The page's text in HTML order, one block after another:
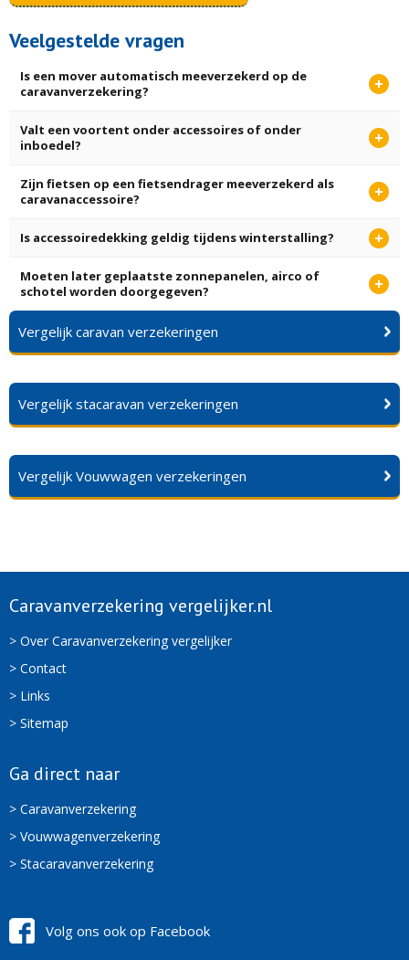
Veelgestelde vragen
Is een mover automatisch meeverzekerd op de
caravanverzekering?
Valt een voortent onder accessoires of onder
inboedel?
Zijn fietsen op een fietsendrager meeverzekerd als
caravanaccessoire?
Is accessoiredekking geldig tijdens winterstalling?
Moeten later geplaatste zonnepanelen, airco of
schotel worden doorgegeven?
Vergelijk caravan verzekeringen
Vergelijk stacaravan verzekeringen
Vergelijk Vouwwagen verzekeringen
Caravanverzekering vergelijker.nl
> Over Caravanverzekering vergelijker
> Contact
> Links
> Sitemap
Ga direct naar
> Caravanverzekering
> Vouwwagenverzekering
> Stacaravanverzekering
Volg ons ook op Facebook